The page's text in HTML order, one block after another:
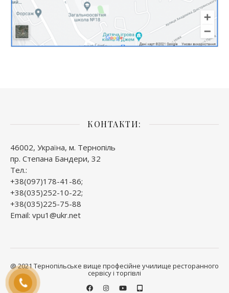
КОНТАКТИ:
46002, Україна, м. Тернопіль
пр. Степана Бандери, 32
Тел.:
+38(097)178-41-86;
+38(035)252-10-22;
+38(035)225-75-88
Email: vpu1@ukr.net
@ 2021 Тернопільське вище професійне училище ресторанного
сервісу і торгівлі